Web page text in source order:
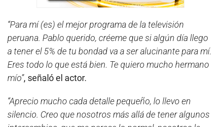
“Para mí (es) el mejor programa de la televisión
peruana. Pablo querido, créeme que si algún día llego
a tener el 5% de tu bondad va a ser alucinante para mí.
Eres todo lo que está bien. Te quiero mucho hermano
mío”, señaló el actor.
“Aprecio mucho cada detalle pequeño, lo llevo en
silencio. Creo que nosotros más allá de tener algunos